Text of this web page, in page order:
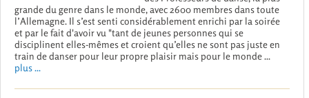
grande du genre dans le monde, avec 2600 membres dans toute
l’Allemagne. Il s’est senti considérablement enrichi par la soirée
et par le fait d'avoir vu "tant de jeunes personnes qui se
disciplinent elles-mêmes et croient qu’elles ne sont pas juste en
train de danser pour leur propre plaisir mais pour le monde ...
plus ...